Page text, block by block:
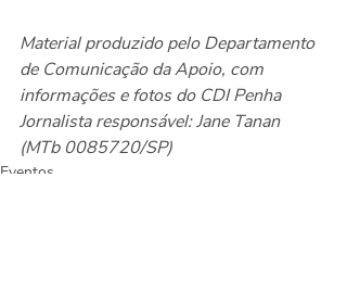
Material produzido pelo Departamento
de Comunicação da Apoio, com
informações e fotos do CDI Penha
Jornalista responsável: Jane Tanan
(MTb 0085720/SP)
Eventos